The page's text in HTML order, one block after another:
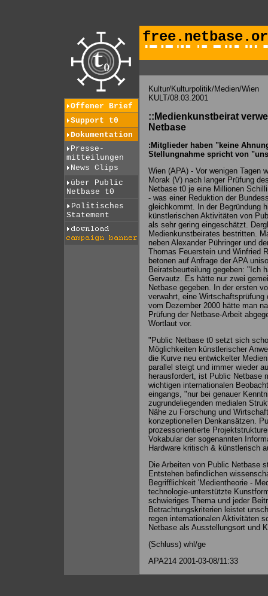
Offener Brief
Support t0
Dokumentation
Presse-
mitteilungen
News Clips
über Public
Netbase t0
Politisches
Statement
Kultur/Kulturpolitik/Medien/Wien
KULT/08.03.2001
::Medienkunstbeirat
Netbase
:Mitglieder haben "keine
Stellungnahme spricht von
Wien (APA) - Vor wenigen Tagen
Morak (V) nach langer Prüfung
Netbase t0 je eine Millionen
- was einer Reduktion der
gleichkommt. In der Begründung
künstlerischen Aktivitäten von
als sehr gering eingeschätzt.
Medienkunstbeirates bestritten.
neben Alexander Pühringer und
Thomas Feuerstein und Winfried
betonen auf Anfrage der APA
Beiratsbeurteilung gegeben: "Ich
Gervautz. Es hätte nur zwei
Netbase gegeben. In der ersten
verwahrt, eine
vom Dezember 2000 hätte man
Prüfung der Netbase-Arbeit
Wortlaut vor.
"Public Netbase t0 setzt sich
Möglichkeiten künstlerischer
die Kurve neu entwickelter
parallel steigt und immer wieder
herausfordert, ist Public Netbase
wichtigen internationalen
eingangs, "nur bei genauer
zugrundeliegenden medialen
Nähe zu Forschung und
konzeptionellen Denkansätzen.
prozessorientierte
Vokabular der sogenannten
Hardware kritisch & künstlerisch
Die Arbeiten von Public Netbase
Entstehen befindlichen
Begrifflichkeit 'Medientheorie -
technologie-unterstützte
schwieriges Thema und jeder
Betrachtungskriterien leistet
regen internationalen Aktivitäten
Netbase als Ausstellungsort und
(Schluss) whl/ge
APA214 2001-03-08/11:33